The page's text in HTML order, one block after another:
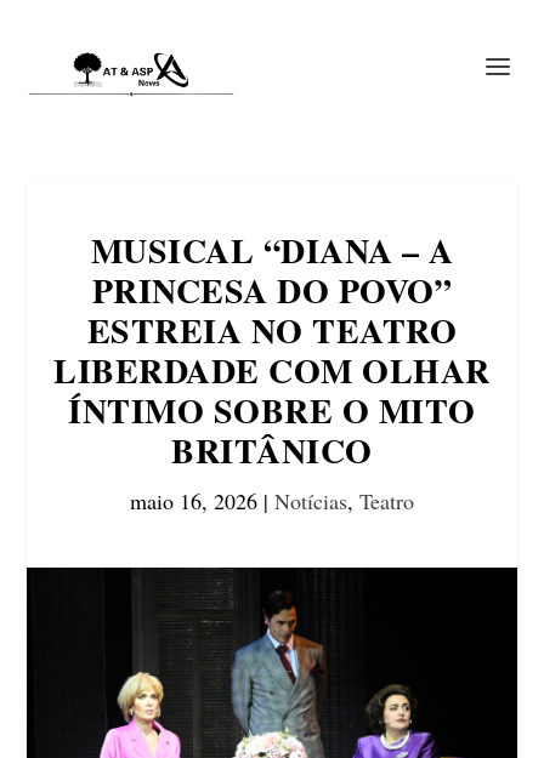
MUSICAL “DIANA – A
PRINCESA DO POVO”
ESTREIA NO TEATRO
LIBERDADE COM OLHAR
ÍNTIMO SOBRE O MITO
BRITÂNICO
maio 16, 2026 | Notícias, Teatro